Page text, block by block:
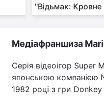
"Відьмак:
Медіафраншиза
Серія відеоігор Super
японською компанією
1982 році з гри Donkey